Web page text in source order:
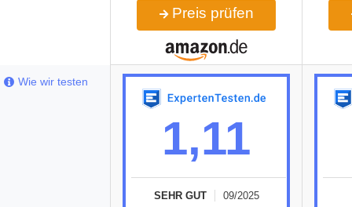
Preis prüfen
1,11
SEHR GUT 09/2025
Wie wir testen